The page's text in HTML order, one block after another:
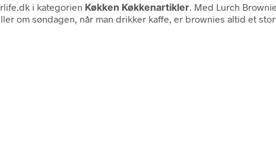
i kategorien Køkken Køkkenartikler . Med Lurch
om søndagen, når man drikker kaffe, er brownies altid et